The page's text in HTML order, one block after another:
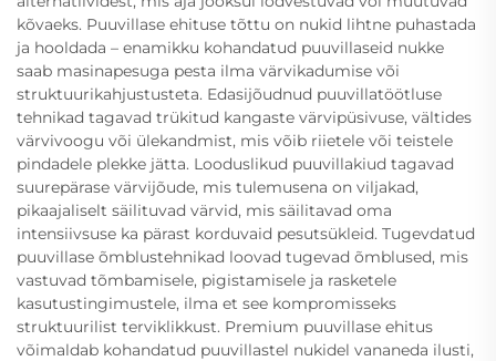
kõvaeks. Puuvillase ehituse tõttu on nukid lihtne puhastada
ja hooldada – enamikku kohandatud puuvillaseid nukke
saab masinapesuga pesta ilma värvikadumise või
struktuurikahjustusteta. Edasijõudnud puuvillatöötluse
tehnikad tagavad trükitud kangaste värvipüsivuse, vältides
värvivoogu või ülekandmist, mis võib riietele või teistele
pindadele plekke jätta. Looduslikud puuvillakiud tagavad
suurepärase värvijõude, mis tulemusena on viljakad,
pikaajaliselt säilituvad värvid, mis säilitavad oma
intensiivsuse ka pärast korduvaid pesutsükleid. Tugevdatud
puuvillase õmblustehnikad loovad tugevad õmblused, mis
vastuvad tõmbamisele, pigistamisele ja rasketele
kasutustingimustele, ilma et see kompromisseks
struktuurilist terviklikkust. Premium puuvillase ehitus
võimaldab kohandatud puuvillastel nukidel vananeda ilusti,